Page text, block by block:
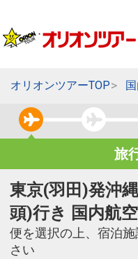
オリオンツアーTOP
旅
東京(羽田)発沖
頭)行き 国内航
便を選択の上、宿泊
さい